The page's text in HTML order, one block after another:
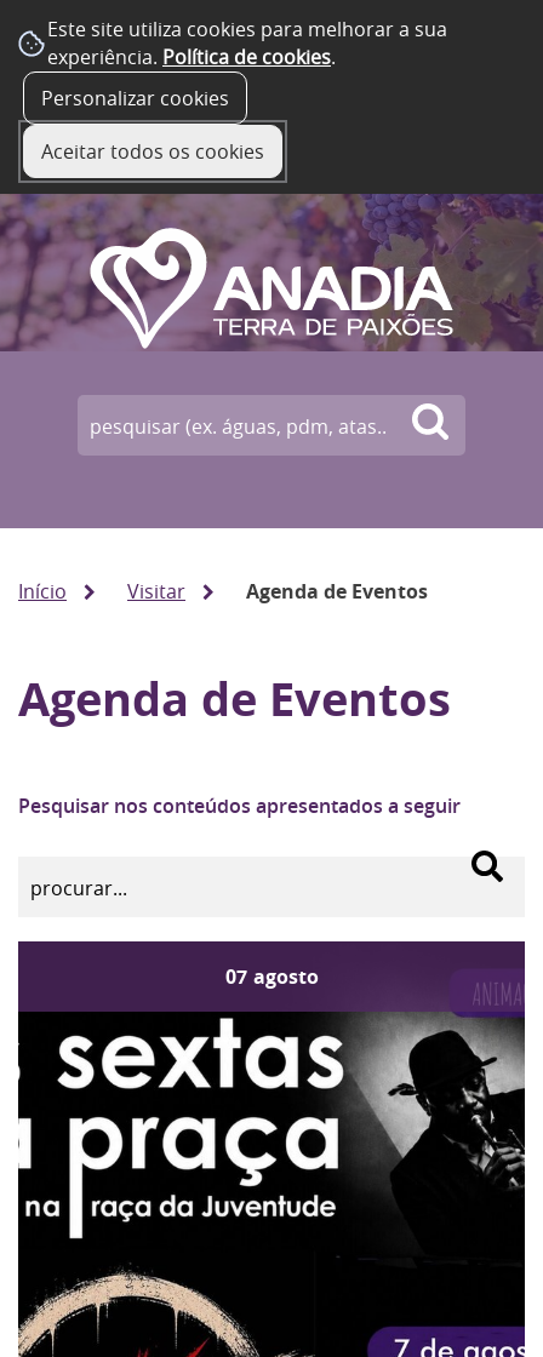
Este site utiliza cookies para melhorar a sua
experiência. Política de cookies.
Personalizar cookies
Aceitar todos os cookies
Início Visitar Agenda de Eventos
Agenda de Eventos
Pesquisar nos conteúdos apresentados a seguir
07 agosto